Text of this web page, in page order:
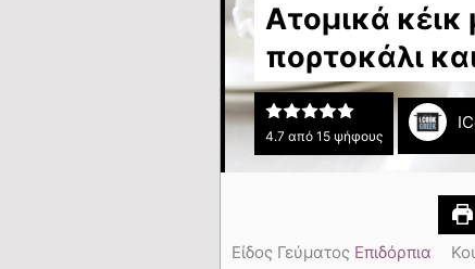
Ατομικά κέικ
πορτοκάλι
4.7από 15ψήφους
Είδος Γεύματος Επιδόρπια